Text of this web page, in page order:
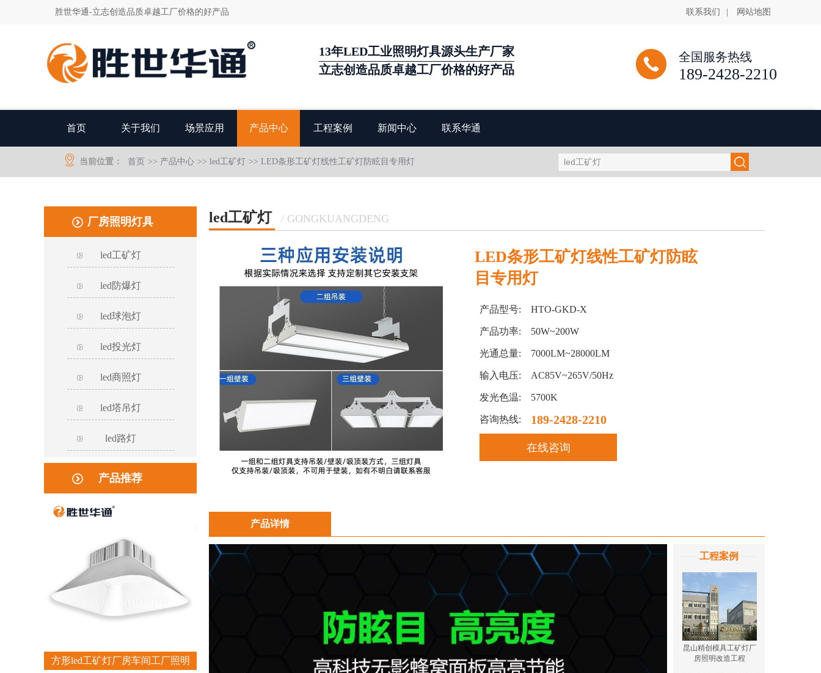
胜世华通-立志创造品质卓越工厂价格的好产品 联系我们 网站地图
13年LED工业照明灯具源头生产厂家
立志创造品质卓越工厂价格的好产品
全国服务热线
189-2428-2210
首页 关于我们 场景应用 产品中心 工程案例 新闻中心 联系华通
当前位置： 首页 >> 产品中心 >> led工矿灯 >> LED条形工矿灯线性工矿灯防眩目专用灯
厂房照明灯具
led工矿灯
led防爆灯
led球泡灯
led投光灯
led商照灯
led塔吊灯
led路灯
产品推荐
方形led工矿灯厂房车间工厂照明
led工矿灯 / GONGKUANGDENG
LED条形工矿灯线性工矿灯防眩
目专用灯
产品型号: HTO-GKD-X
产品功率: 50W~200W
光通总量: 7000LM~28000LM
输入电压: AC85V~265V/50Hz
发光色温: 5700K
咨询热线: 189-2428-2210
在线咨询
产品详情
工程案例
昆山精创模具工矿灯厂
房照明改造工程